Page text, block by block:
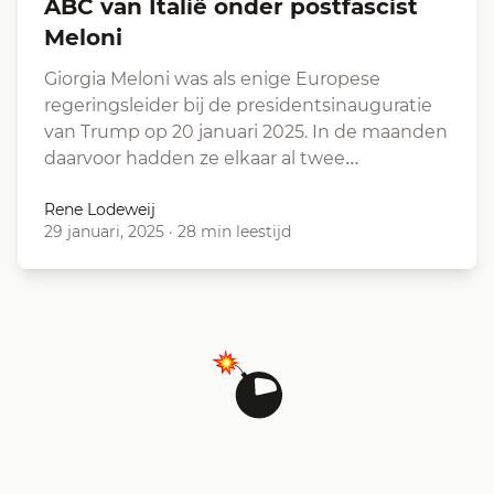
ABC van Italië onder postfascist
Meloni
Giorgia Meloni was als enige Europese
regeringsleider bij de presidentsinauguratie
van Trump op 20 januari 2025. In de maanden
daarvoor hadden ze elkaar al twee…
Rene Lodeweij
29 januari, 2025 · 28 min leestijd